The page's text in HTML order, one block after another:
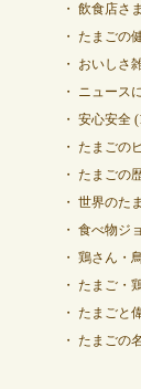
飲食店さ
たまごの
おいしさ
ニュース
安心安全
たまごの
たまごの
世界のた
食べ物ジ
鶏さん・
たまご・
たまごと
たまごの